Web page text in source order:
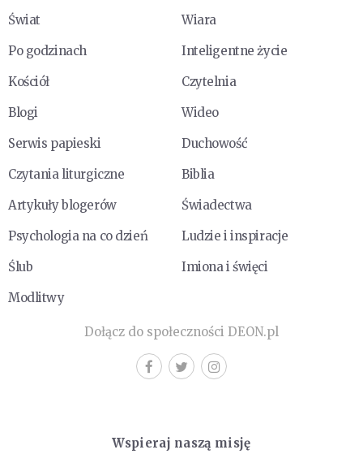
Świat
Wiara
Po godzinach
Inteligentne życie
Kościół
Czytelnia
Blogi
Wideo
Serwis papieski
Duchowość
Czytania liturgiczne
Biblia
Artykuły blogerów
Świadectwa
Psychologia na co dzień
Ludzie i inspiracje
Ślub
Imiona i święci
Modlitwy
Dołącz do społeczności DEON.pl
Wspieraj naszą misję